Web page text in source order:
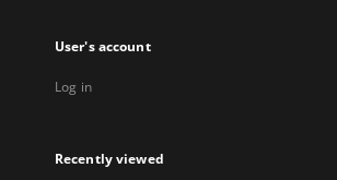
User's account
Log in
Recently viewed